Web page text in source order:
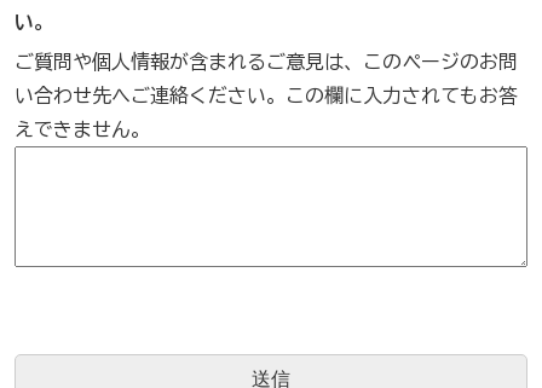
い。
ご質問や個人情報が含まれるご意見は、このページのお問
い合わせ先へご連絡ください。この欄に入力されてもお答
えできません。